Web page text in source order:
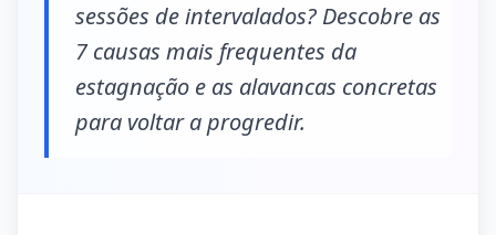
sessões de intervalados? Descobre as
7 causas mais frequentes da
estagnação e as alavancas concretas
para voltar a progredir.